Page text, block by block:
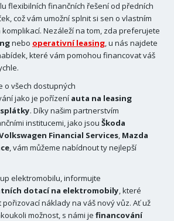
flexibilních finančních řešení od předních
což vám umožní splnit si sen o vlastním
Nezáleží na tom, zda preferujete
nebo operativní leasing, u nás najdete
které vám pomohou financovat váš
o všech dostupných
jako je pořízení auta na leasing
. Díky našim partnerstvím
institucemi, jako jsou Škoda
Financial Services, Mazda
, vám můžeme nabídnout ty nejlepší
elektromobilu, informujte
dotací na elektromobily , které
náklady na váš nový vůz. Ať už
možnost, s námi je financování